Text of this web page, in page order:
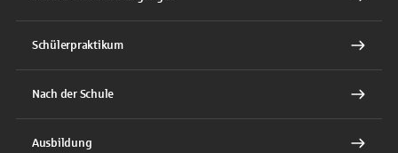
Schülerpraktikum
Nach der Schule
Ausbildung